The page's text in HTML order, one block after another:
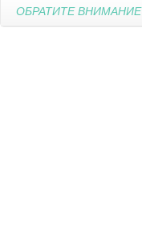
ОБРАТИТЕ ВНИМАНИЕ